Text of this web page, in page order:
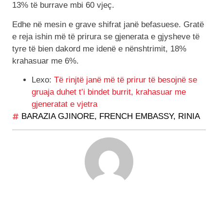
13% të burrave mbi 60 vjeç.
Edhe në mesin e grave shifrat janë befasuese. Gratë
e reja ishin më të prirura se gjenerata e gjysheve të
tyre të bien dakord me idenë e nënshtrimit, 18%
krahasuar me 6%.
Lexo: Të rinjtë janë më të prirur të besojnë se
gruaja duhet t’i bindet burrit, krahasuar me
gjeneratat e vjetra
BARAZIA GJINORE, FRENCH EMBASSY, RINIA